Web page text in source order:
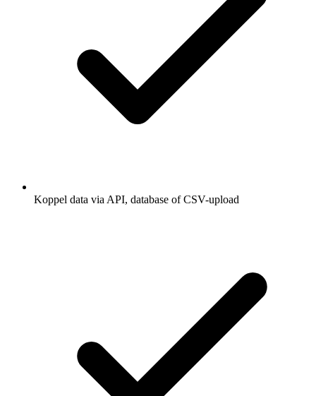
Koppel data via API, database of CSV-upload